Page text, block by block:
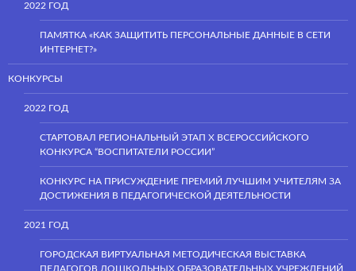
2022 ГОД
ПАМЯТКА «КАК ЗАЩИТИТЬ ПЕРСОНАЛЬНЫЕ ДАННЫЕ В СЕТИ
ИНТЕРНЕТ?»
КОНКУРСЫ
2022 ГОД
СТАРТОВАЛ РЕГИОНАЛЬНЫЙ ЭТАП Х ВСЕРОССИЙСКОГО
КОНКУРСА “ВОСПИТАТЕЛИ РОССИИ”
КОНКУРС НА ПРИСУЖДЕНИЕ ПРЕМИЙ ЛУЧШИМ УЧИТЕЛЯМ ЗА
ДОСТИЖЕНИЯ В ПЕДАГОГИЧЕСКОЙ ДЕЯТЕЛЬНОСТИ
2021 ГОД
ГОРОДСКАЯ ВИРТУАЛЬНАЯ МЕТОДИЧЕСКАЯ ВЫСТАВКА
ПЕДАГОГОВ ДОШКОЛЬНЫХ ОБРАЗОВАТЕЛЬНЫХ УЧРЕЖДЕНИЙ